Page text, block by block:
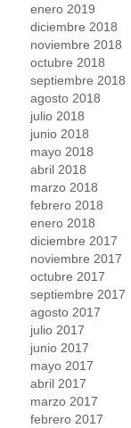
enero 2019
diciembre 2018
noviembre 2018
octubre 2018
septiembre 2018
agosto 2018
julio 2018
junio 2018
mayo 2018
abril 2018
marzo 2018
febrero 2018
enero 2018
diciembre 2017
noviembre 2017
octubre 2017
septiembre 2017
agosto 2017
julio 2017
junio 2017
mayo 2017
abril 2017
marzo 2017
febrero 2017